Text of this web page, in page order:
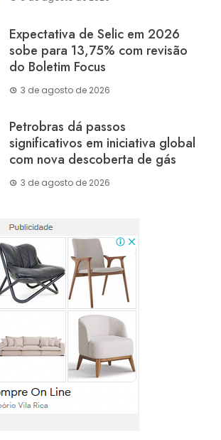
Expectativa de Selic em 2026
sobe para 13,75% com revisão
do Boletim Focus
3 de agosto de 2026
Petrobras dá passos
significativos em iniciativa global
com nova descoberta de gás
3 de agosto de 2026